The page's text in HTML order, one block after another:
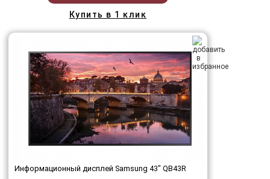
Купить в 1 клик
Информационный дисплей Samsung 43" QB43R